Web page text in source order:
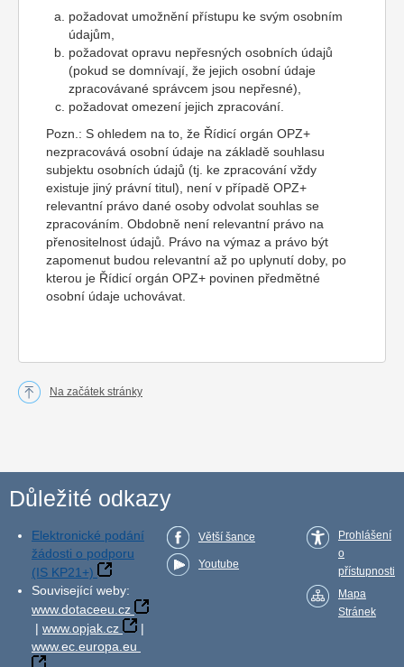
požadovat umožnění přístupu ke svým osobním
údajům,
požadovat opravu nepřesných osobních údajů
(pokud se domnívají, že jejich osobní údaje
zpracovávané správcem jsou nepřesné),
požadovat omezení jejich zpracování.
Pozn.: S ohledem na to, že Řídicí orgán OPZ+
nezpracovává osobní údaje na základě souhlasu
subjektu osobních údajů (tj. ke zpracování vždy
existuje jiný právní titul), není v případě OPZ+
relevantní právo dané osoby odvolat souhlas se
zpracováním. Obdobně není relevantní právo na
přenositelnost údajů. Právo na výmaz a právo být
zapomenut budou relevantní až po uplynutí doby, po
kterou je Řídicí orgán OPZ+ povinen předmětné
osobní údaje uchovávat.
Na začátek stránky
Důležité odkazy
Elektronické podání
žádosti o podporu
(IS KP21+)
Související weby:
www.dotaceeu.cz
| www.opjak.cz
|
www.ec.europa.eu
Větší šance
Youtube
Prohlášení
o
přístupnosti
Mapa
Stránek